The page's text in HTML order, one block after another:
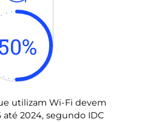
%
utilizam Wi-Fi devem
2024, segundo IDC